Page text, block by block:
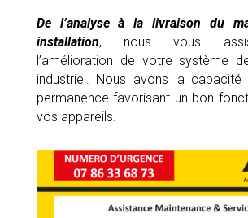
De l’analyse à la livraison du
installation, nous vous
l’amélioration de votre système
industriel. Nous avons la capacité
permanence favorisant un bon
vos appareils.